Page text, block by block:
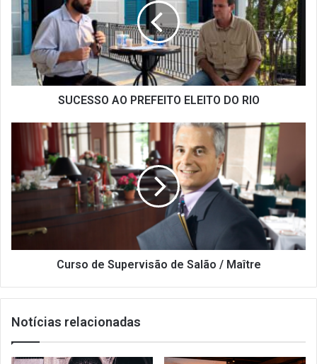
ELEITO
DO
RIO
SUCESSO AO PREFEITO ELEITO DO RIO
Supervisão
de
Salão
Maître
Curso de Supervisão de Salão / Maître
Notícias relacionadas